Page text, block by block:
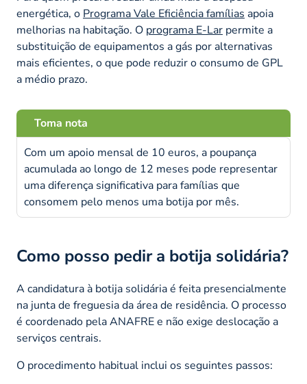
energética, o Programa Vale Eficiência famílias apoia
melhorias na habitação. O programa E-Lar permite a
substituição de equipamentos a gás por alternativas
mais eficientes, o que pode reduzir o consumo de GPL
a médio prazo.
Toma nota
Com um apoio mensal de 10 euros, a poupança
acumulada ao longo de 12 meses pode representar
uma diferença significativa para famílias que
consomem pelo menos uma botija por mês.
Como posso pedir a botija solidária?
A candidatura à botija solidária é feita presencialmente
na junta de freguesia da área de residência. O processo
é coordenado pela ANAFRE e não exige deslocação a
serviços centrais.
O procedimento habitual inclui os seguintes passos: